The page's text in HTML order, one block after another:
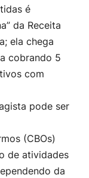
é
da Receita
ela chega
cobrando 5
com
pode ser
(CBOs)
de atividades
da